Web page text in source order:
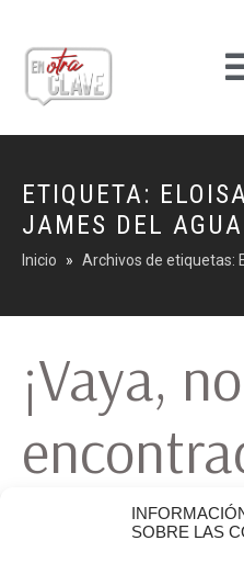
SOBRE LAS
ETIQUETA:
JAMES DEL AGUA
Inicio Archivos de etiquetas:
¡Vaya,
ningún